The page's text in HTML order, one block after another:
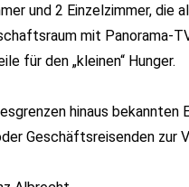
und 2 Einzelzimmer, die
mit Panorama-
für den „kleinen“ Hunger.
hinaus bekannten
Geschäftsreisenden zur